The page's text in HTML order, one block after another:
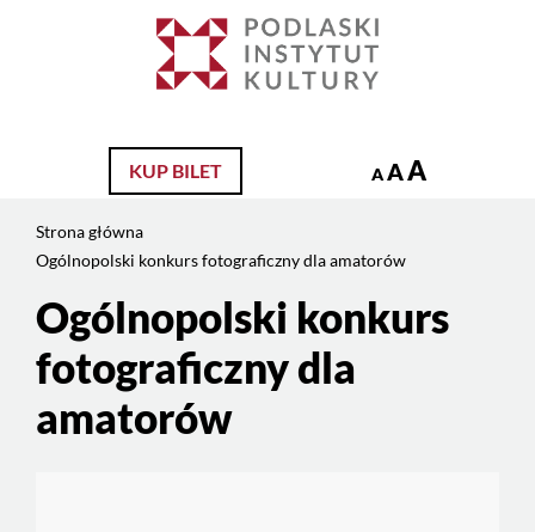
fotograficzny
KUP BILET A AA
Strona główna
Ogólnopolski konkurs fotograficzny dla amatorów
Treść
stronyOgólnopolski konkurs
fotograficzny dla
amatorów